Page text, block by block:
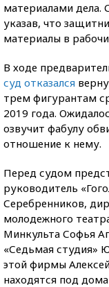
материалами дела.
указав, что
материалы в
В ходе
суд отказался
трем фигурантам
2019 года.
озвучит фабулу
отношение к нему.
Перед судом
руководитель
Серебренников,
молодежного
Минкульта Софья
«Седьмая студия»
этой фирмы
находятся под